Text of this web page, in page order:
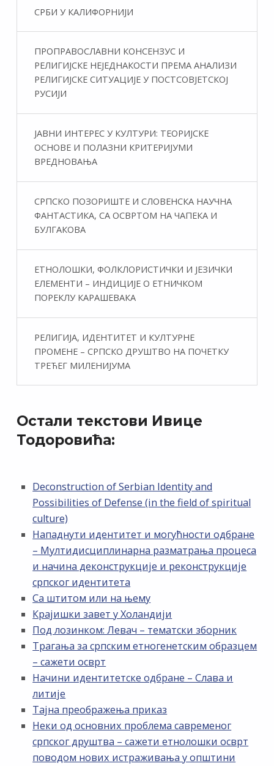
СРБИ У КАЛИФОРНИЈИ
ПРОПРАВОСЛАВНИ КОНСЕНЗУС И
РЕЛИГИЈСКЕ НЕЈЕДНАКОСТИ ПРЕМА АНАЛИЗИ
РЕЛИГИЈСКЕ СИТУАЦИЈЕ У ПОСТСОВЈЕТСКОЈ
РУСИЈИ
ЈАВНИ ИНТЕРЕС У КУЛТУРИ: ТЕОРИЈСКЕ
ОСНОВЕ И ПОЛАЗНИ КРИТЕРИЈУМИ
ВРЕДНОВАЊА
СРПСКО ПОЗОРИШТЕ И СЛОВЕНСКА НАУЧНА
ФАНТАСТИКA, СА ОСВРТОМ НА ЧАПЕКА И
БУЛГАКОВА
ЕТНОЛОШКИ, ФОЛКЛОРИСТИЧКИ И ЈЕЗИЧКИ
ЕЛЕМЕНТИ – ИНДИЦИЈЕ О ЕТНИЧКОМ
ПОРЕКЛУ КАРАШЕВАКА
РЕЛИГИЈА, ИДЕНТИТЕТ И КУЛТУРНЕ
ПРОМЕНЕ – СРПСКО ДРУШТВО НА ПОЧЕТКУ
ТРЕЋЕГ МИЛЕНИЈУМА
Остали текстови Ивице
Тодоровића:
Deconstruction of Serbian Identity and
Possibilities of Defense (in the field of spiritual
culture)
Нападнути идентитет и могућности одбране
– Мултидисциплинарна разматрања процеса
и начина деконструкције и реконструкције
српског идентитета
Са штитом или на њему
Крајишки завет у Холандији
Под лозинком: Левач – тематски зборник
Трагања за српским етногенетским образцем
– сажети осврт
Начини идентитетске одбране – Слава и
литије
Тајна преображења приказ
Неки од основних проблема савременог
српског друштва – сажети етнолошки осврт
поводом нових истраживања у општини